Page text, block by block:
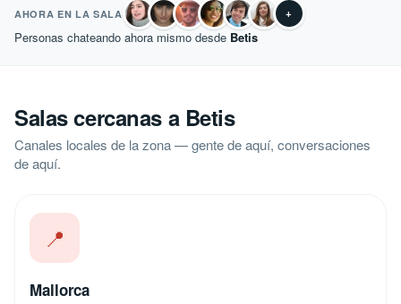
AHORA EN LA SALA +
Personas chateando ahora mismo desde Betis
Salas cercanas a Betis
Canales locales de la zona — gente de aquí, conversaciones
de aquí.
📍
Mallorca